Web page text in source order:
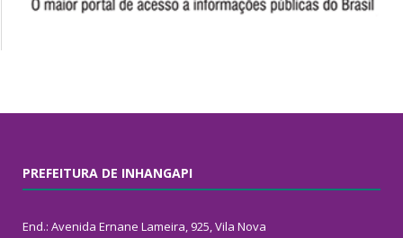
PREFEITURA DE INHANGAPI
End.: Avenida Ernane Lameira, 925, Vila Nova